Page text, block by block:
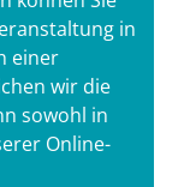
in
einer
wir die
sowohl in
Online-